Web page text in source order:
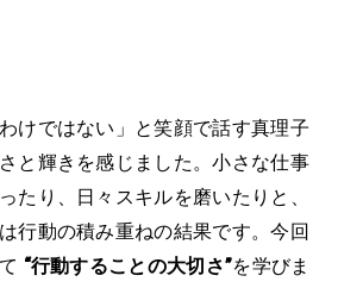
けではない」と笑顔で話す真理子
と輝きを感じました。小さな仕事
たり、日々スキルを磨いたりと、
行動の積み重ねの結果です。今回
“行動することの大切さ”を学びま